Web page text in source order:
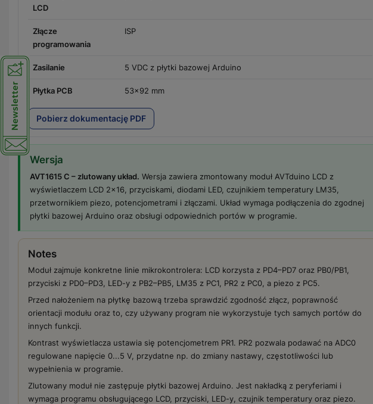
LCD
Złącze
programowania
ISP
Zasilanie 5 VDC z płytki bazowej Arduino
Płytka PCB 53×92 mm
Pobierz dokumentację PDF
Wersja
AVT1615 C – zlutowany układ. Wersja zawiera zmontowany moduł AVTduino LCD z
wyświetlaczem LCD 2×16, przyciskami, diodami LED, czujnikiem temperatury LM35,
przetwornikiem piezo, potencjometrami i złączami. Układ wymaga podłączenia do zgodnej
płytki bazowej Arduino oraz obsługi odpowiednich portów w programie.
Notes
Moduł zajmuje konkretne linie mikrokontrolera: LCD korzysta z PD4–PD7 oraz PB0/PB1,
przyciski z PD0–PD3, LED-y z PB2–PB5, LM35 z PC1, PR2 z PC0, a piezo z PC5.
Przed nałożeniem na płytkę bazową trzeba sprawdzić zgodność złącz, poprawność
orientacji modułu oraz to, czy używany program nie wykorzystuje tych samych portów do
innych funkcji.
Kontrast wyświetlacza ustawia się potencjometrem PR1. PR2 pozwala podawać na ADC0
regulowane napięcie 0...5 V, przydatne np. do zmiany nastawy, częstotliwości lub
wypełnienia w programie.
Zlutowany moduł nie zastępuje płytki bazowej Arduino. Jest nakładką z peryferiami i
wymaga programu obsługującego LCD, przyciski, LED-y, czujnik temperatury oraz piezo.